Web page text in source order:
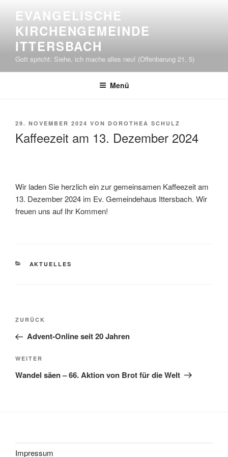
springen
EVANGELISCHE
KIRCHENGEMEINDE
ITTERSBACH
Gott spricht: Siehe, ich mache alles neu! (Offenbarung 21, 5)
Menü
VERÖFFENTLICHT
29. NOVEMBER 2024 VON DOROTHEA SCHULZ
Kaffeezeit am 13. Dezember 2024
Wir laden Sie herzlich ein zur gemeinsamen Kaffeezeit am
13. Dezember 2024 im Ev. Gemeindehaus Ittersbach. Wir
freuen uns auf Ihr Kommen!
KATEGORIEN
AKTUELLES
Beitragsnavigation
Vorheriger
Beitrag
ZURÜCK
Advent-Online seit 20 Jahren
Nächster
Beitrag
WEITER
Wandel säen – 66. Aktion von Brot für die Welt
Impressum